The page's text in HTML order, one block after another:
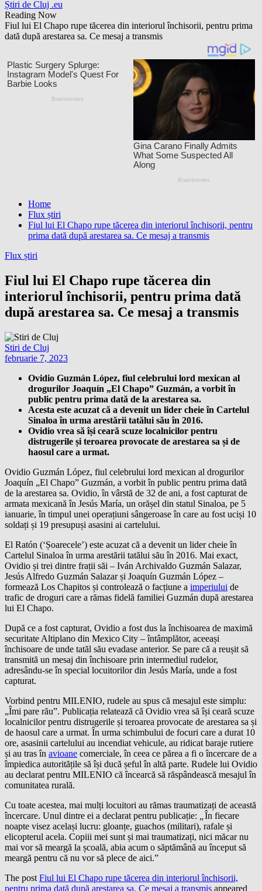
Știri de Cluj .eu
Reading Now
Fiul lui El Chapo rupe tăcerea din interiorul închisorii, pentru prima
dată după arestarea sa. Ce mesaj a transmis
Home
Flux știri
Fiul lui El Chapo rupe tăcerea din interiorul închisorii, pentru
prima dată după arestarea sa. Ce mesaj a transmis
Flux știri
Fiul lui El Chapo rupe tăcerea din
interiorul închisorii, pentru prima dată
după arestarea sa. Ce mesaj a transmis
Stiri de Cluj
februarie 7, 2023
Ovidio Guzmán López, fiul celebrului lord mexican al
drogurilor Joaquín „El Chapo” Guzmán, a vorbit în
public pentru prima dată de la arestarea sa.
Acesta este acuzat că a devenit un lider cheie în Cartelul
Sinaloa în urma arestării tatălui său în 2016.
Ovidio vrea să își ceară scuze localnicilor pentru
distrugerile și teroarea provocate de arestarea sa și de
haosul care a urmat.
Ovidio Guzmán López, fiul celebrului lord mexican al drogurilor
Joaquín „El Chapo” Guzmán, a vorbit în public pentru prima dată
de la arestarea sa. Ovidio, în vârstă de 32 de ani, a fost capturat de
armata mexicană în Jesús María, un orășel din statul Sinaloa, pe 5
ianuarie, în timpul unei operațiuni sângeroase în care au fost uciși 10
soldați și 19 presupuși asasini ai cartelului.
El Ratón (‘Șoarecele’) este acuzat că a devenit un lider cheie în
Cartelul Sinaloa în urma arestării tatălui său în 2016. Mai exact,
Ovidio și trei dintre frații săi – Iván Archivaldo Guzmán Salazar,
Jesús Alfredo Guzmán Salazar și Joaquín Guzmán López –
formează Los Chapitos și controlează o facțiune a imperiului de
trafic de droguri care a rămas fidelă familiei Guzmán după arestarea
lui El Chapo.
După ce a fost capturat, Ovidio a fost dus la închisoarea de maximă
securitate Altiplano din Mexico City – întâmplător, aceeași
închisoare de unde tatăl său evadase anterior. Se pare că a reușit să
transmită un mesaj din închisoare prin intermediul rudelor,
adresându-se în special locuitorilor din Jesús María, unde a fost
capturat.
Vorbind pentru MILENIO, rudele au spus că mesajul este simplu:
„Îmi pare rău”. Publicația relatează că Ovidio vrea să își ceară scuze
localnicilor pentru distrugerile și teroarea provocate de arestarea sa și
de haosul care a urmat. În urma schimbului de focuri care a durat 10
ore, asasinii cartelului au incendiat vehicule, au ridicat baraje rutiere
și au tras în avioane comerciale, în ceea ce părea a fi o încercare de a
împiedica autoritățile să își ducă șeful în altă parte. Rudele lui Ovidio
au declarat pentru MILENIO că încearcă să răspândească mesajul în
comunitatea rurală.
Cu toate acestea, mai mulți locuitori au rămas traumatizați de această
încercare. Unul dintre ei a declarat pentru publicație:
În fiecare
noapte visez același lucru: gloanțe, guachos (militari), rafale și
elicopterul acela. Copiii mei sunt și mai traumatizați, nici măcar nu
mai vor să meargă la școală, abia acum o săptămână au început să
meargă pentru că nu vor să plece de aici.”
The post Fiul lui El Chapo rupe tăcerea din interiorul închisorii,
pentru prima dată după arestarea sa. Ce mesaj a transmis appeared